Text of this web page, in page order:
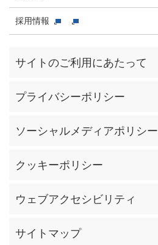
採用情報
サイトのご利用にあたって
プライバシーポリシー
ソーシャルメディアポリシー
クッキーポリシー
ウェブアクセシビリティ
サイトマップ